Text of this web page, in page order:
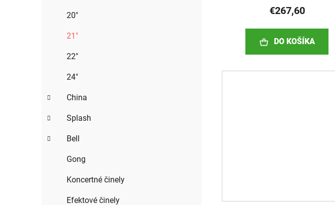
20"
21"
22"
24"
China
Splash
Bell
Gong
Koncertné činely
Efektové činely
€267,60
DO KOŠÍKA